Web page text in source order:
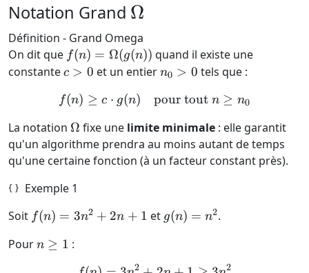
O(n
n)
Notation Grand \Omega
Ω
Définition - Grand Omega
On dit que f(n) =
\Omega(g(n))
f(n) = Ω(g(n)) quand il existe une
constantec
0
c > 0 et un entiern_0
n0 > 0 tels que :
f(n) \ge c \cdot g(n)
f(n) ≥ c ⋅ g(n) pour tout n ≥ n0
La notation \Omega
Ω fixe une limite minimale : elle garantit
qu'un algorithme prendra au moins autant de temps
qu'une certaine fonction (à un facteur constant près).
Exemple 1
Soit f(n)
3n^2
f(n) = 3n2 + 2n + 1 et g(n)
g(n) = n2.
Pourn
n ≥ 1 :
2 2